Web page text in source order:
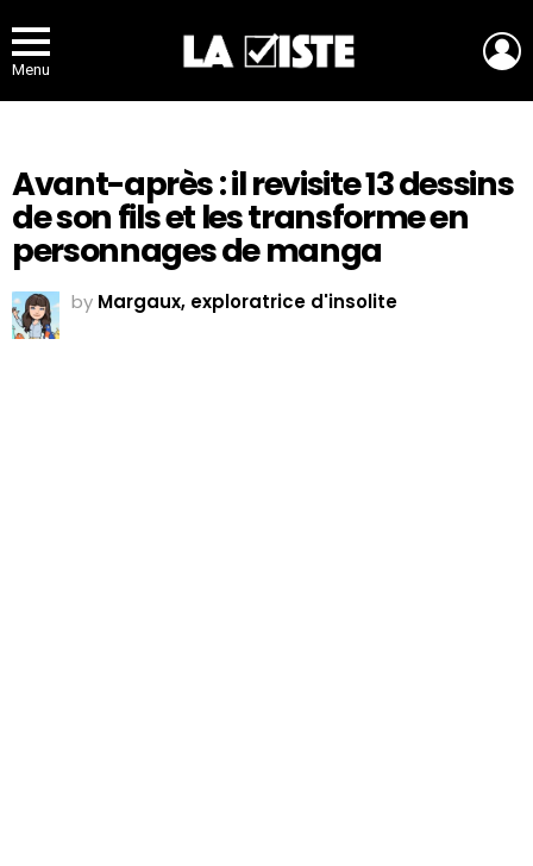
Menu
Avant-après : il revisite 13 dessins
de son fils et les transforme en
personnages de manga
by Margaux, exploratrice d'insolite